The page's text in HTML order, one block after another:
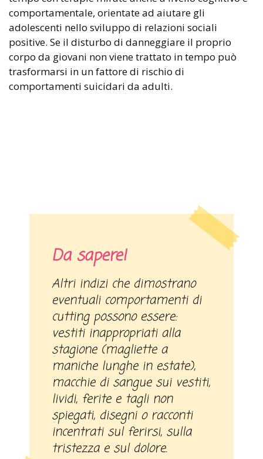
comportamentale, orientate ad aiutare gli
adolescenti nello sviluppo di relazioni sociali
positive. Se il disturbo di danneggiare il proprio
corpo da giovani non viene trattato in tempo può
trasformarsi in un fattore di rischio di
comportamenti suicidari da adulti.
Da sapere!
Altri indizi che dimostrano
eventuali comportamenti di
cutting possono essere:
vestiti inappropriati alla
stagione (magliette a
maniche lunghe in estate),
macchie di sangue sui vestiti,
lividi, ferite e tagli non
spiegati, disegni o racconti
incentrati sul ferirsi, sulla
tristezza e sul dolore.